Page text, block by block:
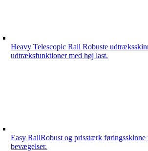
Heavy Telescopic Rail Robuste
udtræksfunktioner med høj last.
Easy RailRobust og prisstærk
bevægelser.